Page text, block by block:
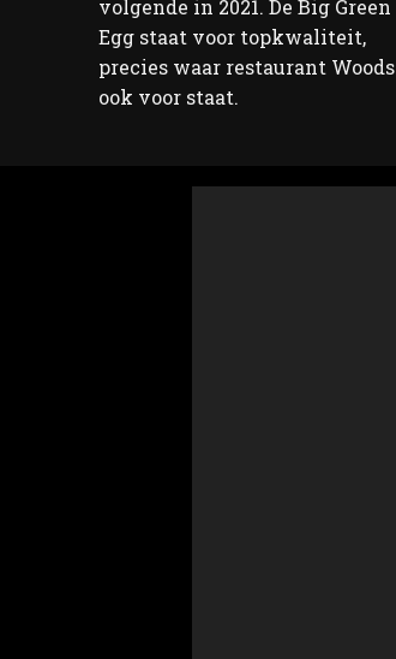
volgende in 2021. De Big Green
Egg staat voor topkwaliteit,
precies waar restaurant Woods
ook voor staat.